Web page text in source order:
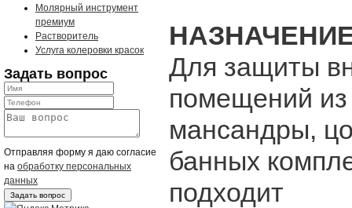
Молярный инструмент
премиум
Растворитель
Услуга колеровки красок
Задать вопрос
Отправляя форму я даю согласие
на обработку персональных
данных
Для защиты
помещений из
мансандры,
банных
подходит